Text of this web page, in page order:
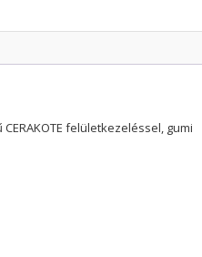
felületkezeléssel, gumi